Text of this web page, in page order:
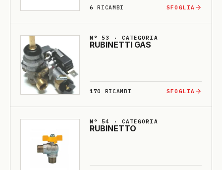
6 RICAMBI SFOGLIA
N° 53 · CATEGORIA
RU­BI­NETTI GAS
170 RICAMBI SFOGLIA
N° 54 · CATEGORIA
RU­BI­NETTO